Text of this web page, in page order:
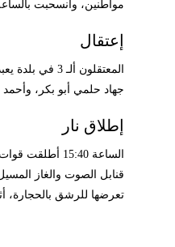
مواطنين، وانسحبت بالساعة
إعتقال
المعتقلون
جهاد حلمي أبو بكر، وأحمد
إطلاق نار
الساعة 15:40
قنابل الصوت والغاز
تعرضها للرشق بالحجارة،